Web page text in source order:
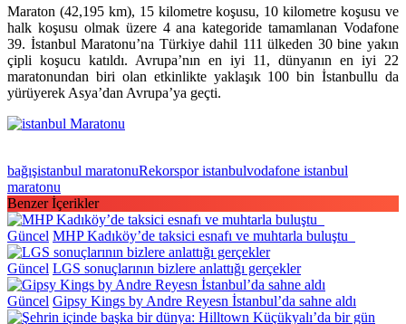
Maraton (42,195 km), 15 kilometre koşusu, 10 kilometre koşusu ve
halk koşusu olmak üzere 4 ana kategoride tamamlanan Vodafone
39. İstanbul Maratonu’na Türkiye dahil 111 ülkeden 30 bine yakın
çipli koşucu katıldı. Avrupa’nın en iyi 11, dünyanın en iyi 22
maratonundan biri olan etkinlikte yaklaşık 100 bin İstanbullu da
yürüyerek Asya’dan Avrupa’ya geçti.
bağışistanbul maratonuRekorspor istanbulvodafone istanbul
maratonu
Benzer İçerikler
Güncel MHP Kadıköy’de taksici esnafı ve muhtarla buluştu
Güncel LGS sonuçlarının bizlere anlattığı gerçekler
Güncel Gipsy Kings by Andre Reyesn İstanbul’da sahne aldı